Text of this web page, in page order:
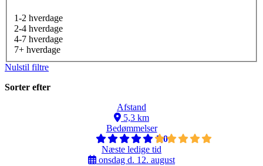
1-2 hverdage
2-4 hverdage
4-7 hverdage
7+ hverdage
Nulstil filtre
Sorter efter
Afstand
5,3 km
Bedømmelser
5,0
Næste ledige tid
onsdag d. 12. august